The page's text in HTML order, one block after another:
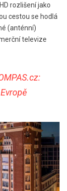
rozlišení jako
cestou se hodlá
(anténní)
televize